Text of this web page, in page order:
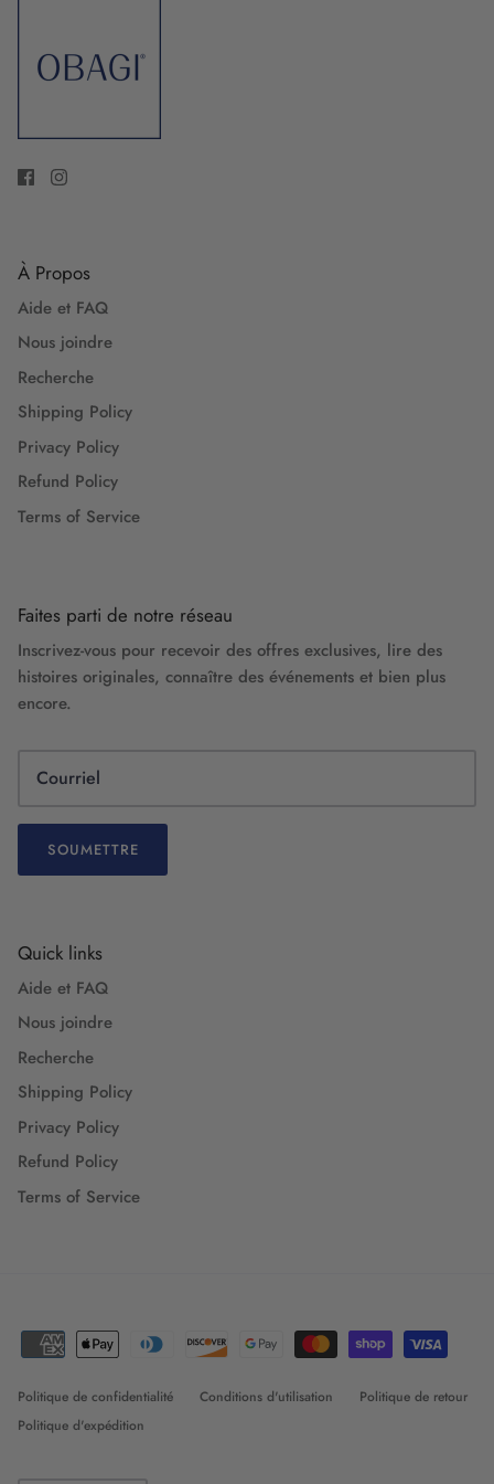
À Propos
Aide et FAQ
Nous joindre
Recherche
Shipping Policy
Privacy Policy
Refund Policy
Terms of Service
Faites parti de notre réseau
Inscrivez-vous pour recevoir des offres exclusives, lire des
histoires originales, connaître des événements et bien plus
encore.
SOUMETTRE
Quick links
Aide et FAQ
Nous joindre
Recherche
Shipping Policy
Privacy Policy
Refund Policy
Terms of Service
Politique de confidentialité Conditions d'utilisation
Politique de retour
Politique d'expédition